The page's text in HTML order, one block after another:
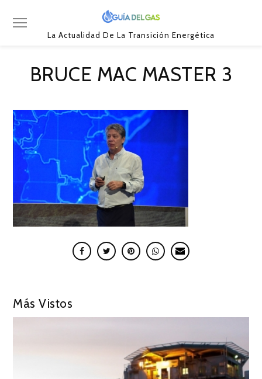
La Actualidad De La Transición Energética
BRUCE MAC MASTER 3
Más Vistos